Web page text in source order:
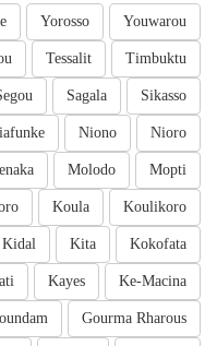
Youwarou
Yorosso
Timbuktu
Tessalit
Sikasso
Sagala
Nioro
Niono
Mopti
Molodo
Koulikoro
Koula
Kokofata
Kita
Kidal
Ke-Macina
Kayes
Gourma Rharous